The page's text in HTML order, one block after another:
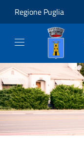
Regione Puglia